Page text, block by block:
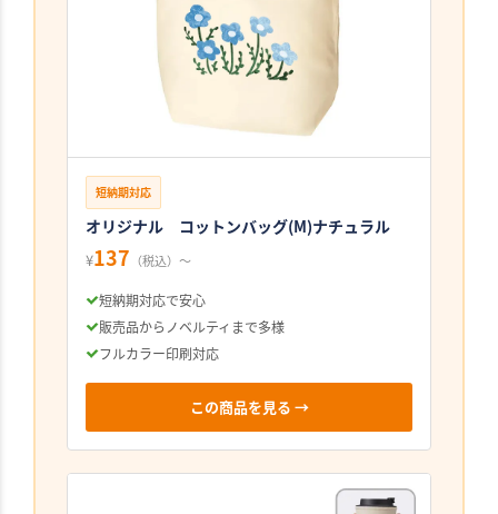
短納期対応
オリジナル コットンバッグ(M)ナチュラル
¥137 （税込）〜
短納期対応で安心
販売品からノベルティまで多様
フルカラー印刷対応
この商品を見る →